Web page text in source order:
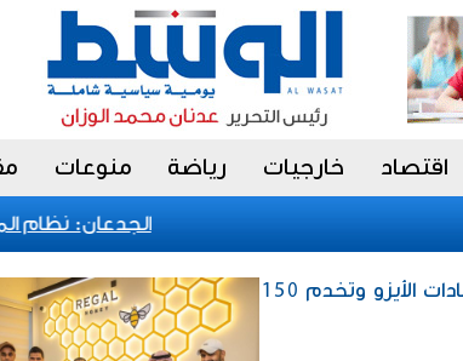
اقتصاد خارجيات رياضة منوعات
الجدعان: نظام
إقتصاد / "regal honey" تحصل على شهادات الأيزو وتخدم 150